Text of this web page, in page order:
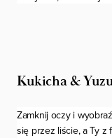
Kukicha &
Zamknij oczy i
się przez liście, a Ty z